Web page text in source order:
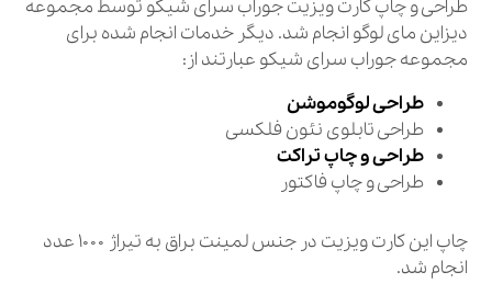
طراحی و چاپ کارت ویزیت جوراب سرای شیکو توسط مجموعه
دیزاین مای لوگو انجام شد. دیگر خدمات انجام شده برای
مجموعه جوراب سرای شیکو عبارتند از:
طراحی لوگوموشن
طراحی تابلوی نئون فلکسی
طراحی و چاپ تراکت
طراحی و چاپ فاکتور
چاپ این کارت ویزیت در جنس لمینت براق به تیراژ ۱۰۰۰ عدد
انجام شد.